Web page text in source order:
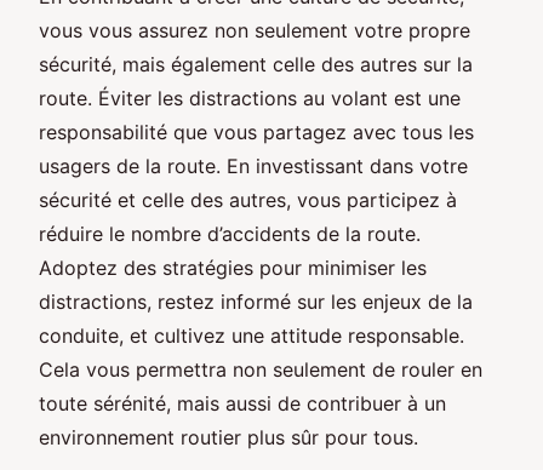
vous vous assurez non seulement votre propre
sécurité, mais également celle des autres sur la
route. Éviter les distractions au volant est une
responsabilité que vous partagez avec tous les
usagers de la route. En investissant dans votre
sécurité et celle des autres, vous participez à
réduire le nombre d’accidents de la route.
Adoptez des stratégies pour minimiser les
distractions, restez informé sur les enjeux de la
conduite, et cultivez une attitude responsable.
Cela vous permettra non seulement de rouler en
toute sérénité, mais aussi de contribuer à un
environnement routier plus sûr pour tous.